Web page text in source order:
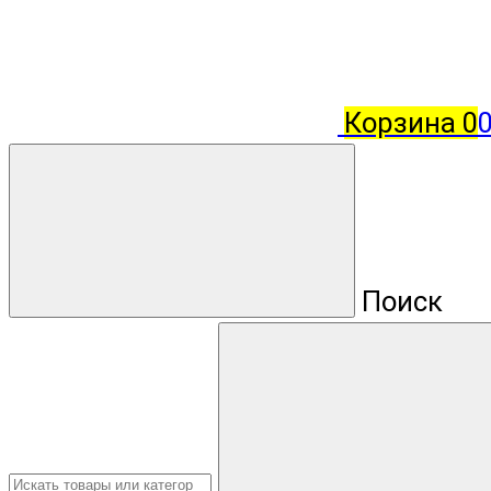
Корзина 0
Поиск